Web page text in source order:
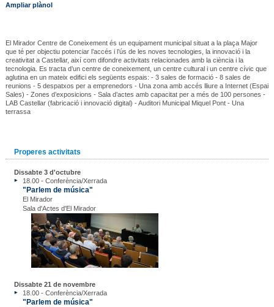
Ampliar plànol
El Mirador Centre de Coneixement és un equipament municipal situat a la plaça Major
que té per objectiu potenciar l’accés i l’ús de les noves tecnologies, la innovació i la
creativitat a Castellar, així com difondre activitats relacionades amb la ciència i la
tecnologia. Es tracta d’un centre de coneixement, un centre cultural i un centre cívic que
aglutina en un mateix edifici els següents espais: - 3 sales de formació - 8 sales de
reunions - 5 despatxos per a emprenedors - Una zona amb accés lliure a Internet (Espai
Sales) - Zones d’exposicions - Sala d’actes amb capacitat per a més de 100 persones -
LAB Castellar (fabricació i innovació digital) - Auditori Municipal Miquel Pont - Una
terrassa
Properes activitats
Dissabte 3 d'octubre
18.00 - Conferència/Xerrada
"Parlem de música"
El Mirador
Sala d'Actes d'El Mirador
Dissabte 21 de novembre
18.00 - Conferència/Xerrada
"Parlem de música"